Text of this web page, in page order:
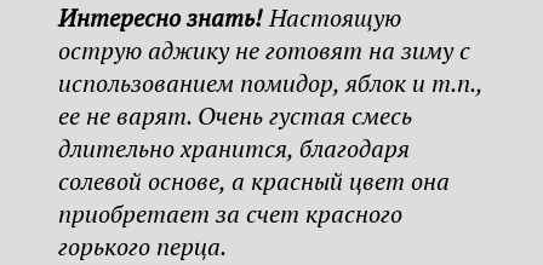
Интересно знать!Настоящую
острую аджикуне готовят на зиму с
использованием помидор, яблок и т.п.,
ее не варят. Очень густая смесь
длительно хранится, благодаря
солевой основе, а красный цвет она
приобретает за счет красного
горького перца.